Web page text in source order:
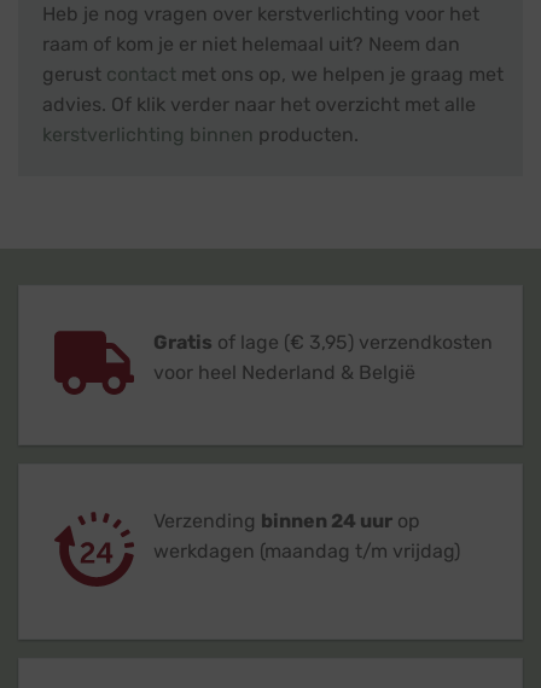
Heb je nog vragen over kerstverlichting voor het
raam of kom je er niet helemaal uit? Neem dan
gerust contact met ons op, we helpen je graag met
advies. Of klik verder naar het overzicht met alle
kerstverlichting binnen producten.
Gratis of lage (€ 3,95) verzendkosten
voor heel Nederland & België
Verzending binnen 24 uur op
werkdagen (maandag t/m vrijdag)